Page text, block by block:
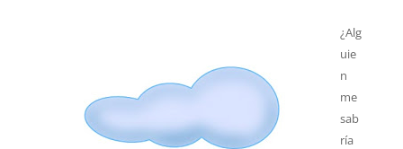
¿Alg
uie
n
me
sab
ría